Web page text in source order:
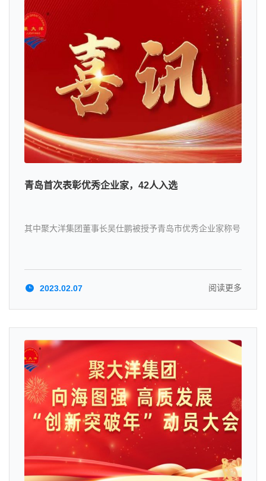
青岛首次表彰优秀企业家，42人入选
其中聚大洋集团董事长吴仕鹏被授予青岛市优秀企业家称号
2023.02.07 阅读更多